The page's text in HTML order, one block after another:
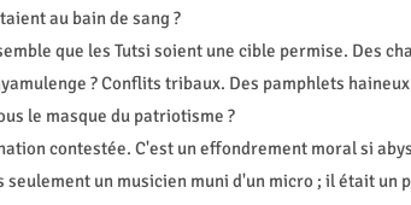
au bain de sang ?
que les Tutsi soient une cible permise. Des
? Conflits tribaux. Des pamphlets
le masque du patriotisme ?
contestée. C'est un effondrement moral si
seulement un musicien muni d'un micro ; il était un